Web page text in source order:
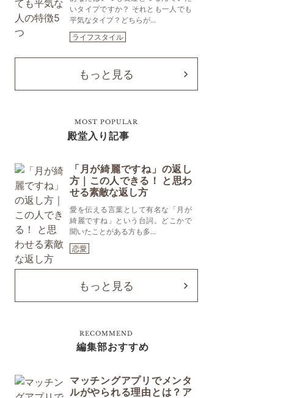
いタイプですか？ それとも一人でも
平気なタイプ？どちらが...
ライフスタイル
もっと見る
MOST POPULAR
殿堂入り記事
「月が綺麗ですね」の返し
方｜この人できる！ と思わ
せる素敵な返し方
愛を伝える言葉として有名な「月が
綺麗ですね」という台詞。どこかで
聞いたことがある方も多...
恋愛
もっと見る
RECOMMEND
編集部おすすめ
マッチングアプリでメンタ
ルがやられる理由とは？ア